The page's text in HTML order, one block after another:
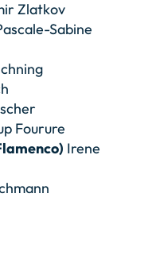
Zlatkov
Sabine
Fourure
Irene